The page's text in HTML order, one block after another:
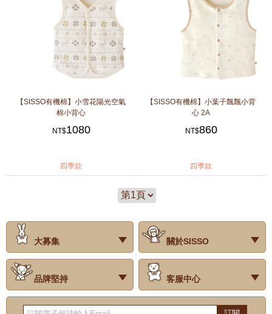
【SISSO有機棉】小雪花陽光空氣
棉小背心
NT$1080
四季款
【SISSO有機棉】小葉子飄飄小背
心 2A
NT$860
四季款
大募集
‧試用評價
關於SISSO
‧公司簡介
‧品牌故事
‧會員辨法
‧最新消息
‧門市據點
‧公益捐款
品牌堅持
‧關於有機棉
‧有機棉製品洗滌方式
‧Baby搭配小常識
‧品牌堅持
‧國際認證
客服中心
‧常見問題
‧客服信箱
‧購物說明
‧訂單查詢
‧網站導覽
‧得獎名單
‧隱私權聲明
‧版權聲明
‧海外配送服務
‧反詐騙宣導
‧紅利點數說明